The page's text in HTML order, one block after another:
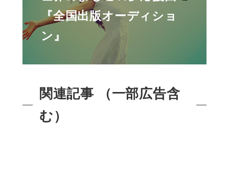
『全国出版オーディショ
ン』
関連記事 （一部広告含
む）